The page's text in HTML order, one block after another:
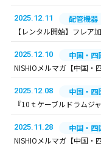
2025.12.11
配管機器
【レンタル開始】フレア
2025.12.10
中国・四
NISHIOメルマガ【中国・
2025.12.08
中国・四
『10ｔケーブルドラムジ
2025.11.28
中国・四
NISHIOメルマガ【中国・